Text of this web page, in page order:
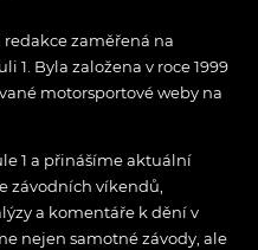
redakce zaměřená na
1. Byla založena v roce 1999
motorsportové weby na
1 a přinášíme aktuální
závodních víkendů,
a komentáře k dění v
nejen samotné závody, ale